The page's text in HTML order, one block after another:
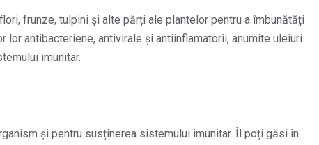
frunze, tulpini și alte părți ale plantelor pentru a îmbunătăți
antibacteriene, antivirale și antiinflamatorii, anumite uleiuri
imunitar.
și pentru susținerea sistemului imunitar. Îl poți găsi în